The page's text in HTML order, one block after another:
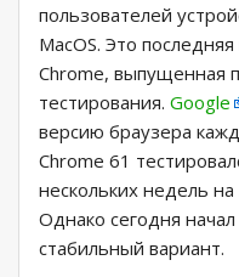
пользователей
MacOS. Это
Chrome, выпущенная
тестирования. Google
версию браузера
Chrome 61
нескольких недель
Однако сегодня
стабильный вариант.